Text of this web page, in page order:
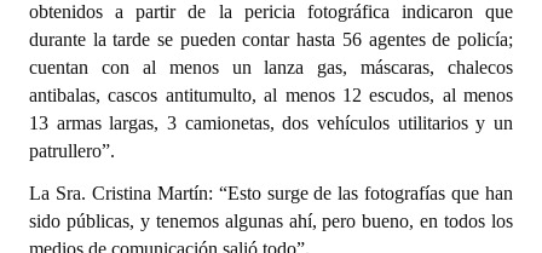
obtenidos a partir de la pericia fotográfica indicaron que
durante la tarde se pueden contar hasta 56 agentes de policía;
cuentan con al menos un lanza gas, máscaras, chalecos
antibalas, cascos antitumulto, al menos 12 escudos, al menos
13 armas largas, 3 camionetas, dos vehículos utilitarios y un
patrullero”.
La Sra. Cristina Martín: “Esto surge de las fotografías que han
sido públicas, y tenemos algunas ahí, pero bueno, en todos los
medios de comunicación salió todo”.